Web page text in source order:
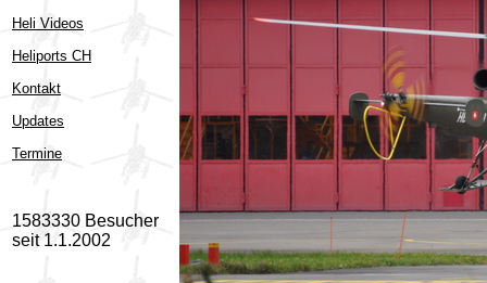
Heli Videos
Heliports CH
Kontakt
Updates
Termine
1583330 Besucher
seit 1.1.2002